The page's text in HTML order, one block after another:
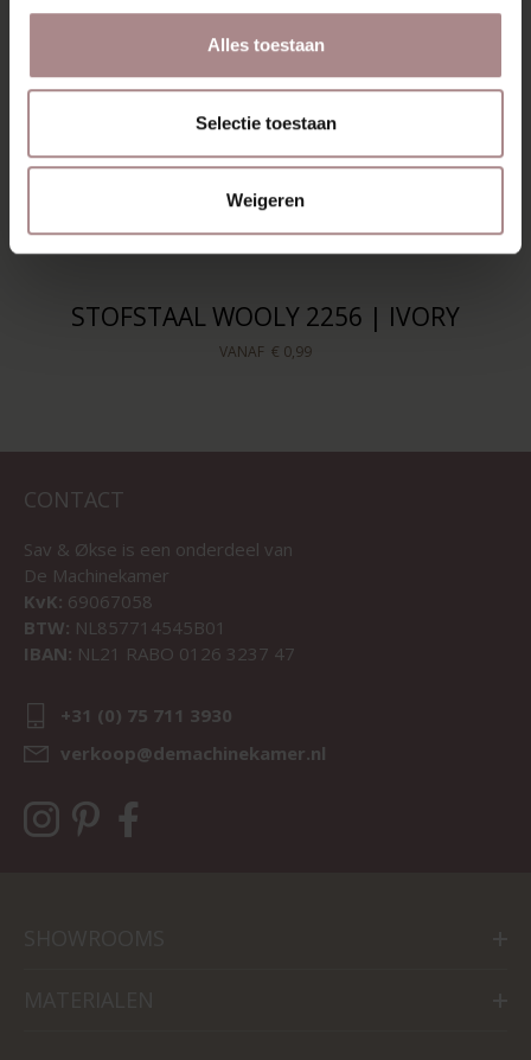
Alles toestaan
Selectie toestaan
Weigeren
STOFSTAAL WOOLY 2256 | IVORY
VANAF € 0,99
CONTACT
Sav & Økse is een onderdeel van
De Machinekamer
KvK: 69067058
BTW: NL857714545B01
IBAN: NL21 RABO 0126 3237 47
+31 (0) 75 711 3930
verkoop@demachinekamer.nl